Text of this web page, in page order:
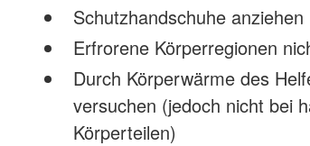
Schutzhandschuhe anziehen
Erfrorene Körperregionen
Durch Körperwärme des
versuchen (jedoch nicht bei
Körperteilen)